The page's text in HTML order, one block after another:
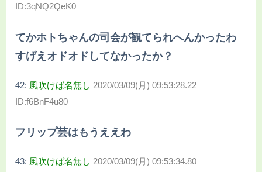
ID:3qNQ2QeK0
てかホトちゃんの司会が観てられへんかったわ
すげえオドオドしてなかったか？
42: 風吹けば名無し 2020/03/09(月) 09:53:28.22
ID:f6BnF4u80
フリップ芸はもうええわ
43: 風吹けば名無し 2020/03/09(月) 09:53:34.80